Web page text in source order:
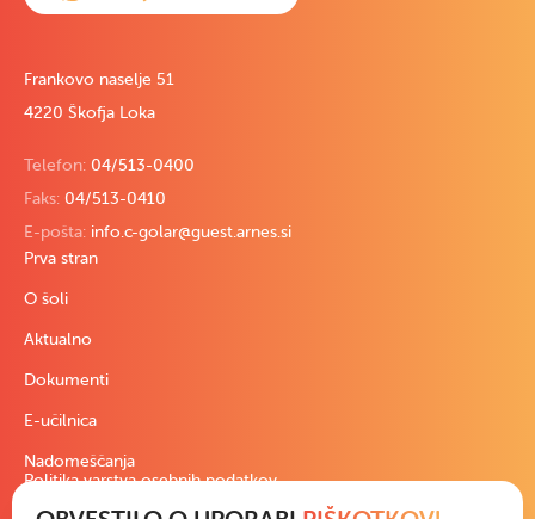
Frankovo naselje 51
4220 Škofja Loka
Telefon: 04/513-0400
Faks: 04/513-0410
E-pošta: info.c-golar@guest.arnes.si
Prva stran
O šoli
Aktualno
Dokumenti
E-učilnica
Nadomeščanja
Politika varstva osebnih podatkov